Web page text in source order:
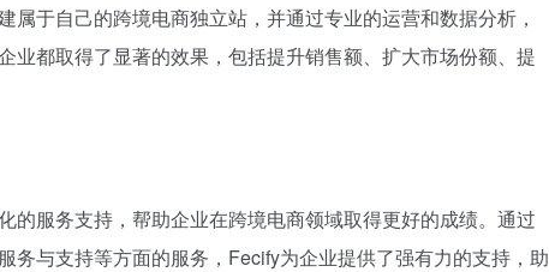
于自己的跨境电商独立站，并通过专业的运营和数据分析，
都取得了显著的效果，包括提升销售额、扩大市场份额、提
服务支持，帮助企业在跨境电商领域取得更好的成绩。通过
与支持等方面的服务，Fecify为企业提供了强有力的支持，助